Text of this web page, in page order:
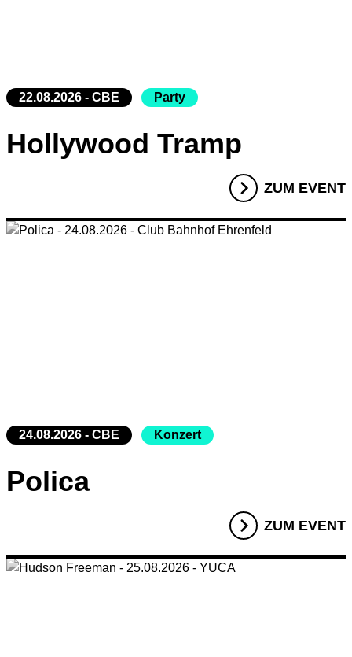
22.08.2026 - CBE Party
Hollywood Tramp
ZUM EVENT
24.08.2026 - CBE Konzert
Polica
ZUM EVENT